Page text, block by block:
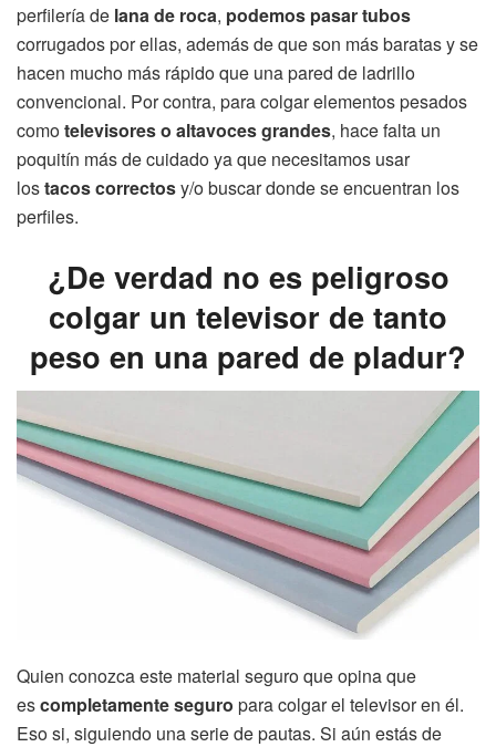
perfilería de lana de roca, podemos pasar tubos
corrugados por ellas, además de que son más baratas y se
hacen mucho más rápido que una pared de ladrillo
convencional. Por contra, para colgar elementos pesados
comotelevisores o altavoces grandes, hace falta un
poquitín más de cuidado ya que necesitamos usar
lostacos correctosy/o buscar donde se encuentran los
perfiles.
¿De verdad no es peligroso
colgar un televisor de tanto
peso en una pared de pladur?
Quien conozca este material seguro que opina que
escompletamente seguro para colgar el televisor en él.
Eso si, siguiendo una serie de pautas. Si aún estás de